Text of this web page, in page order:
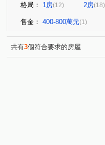
格局： 1房(12) 2房(18)
售金： 400-800萬元(1)
共有3個符合要求的房屋